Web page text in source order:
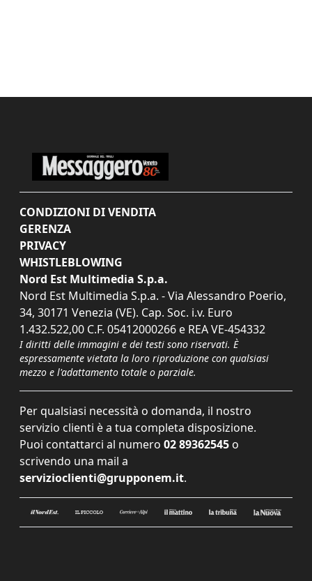
CONDIZIONI DI VENDITA
GERENZA
PRIVACY
WHISTLEBLOWING
Nord Est Multimedia S.p.a.
Nord Est Multimedia S.p.a. - Via Alessandro Poerio,
34, 30171 Venezia (VE). Cap. Soc. i.v. Euro
1.432.522,00 C.F. 05412000266 e REA VE-454332
I diritti delle immagini e dei testi sono riservati. È
espressamente vietata la loro riproduzione con qualsiasi
mezzo e l'adattamento totale o parziale.
Per qualsiasi necessità o domanda, il nostro
servizio clienti è a tua completa disposizione.
Puoi contattarci al numero 02 89362545 o
scrivendo una mail a
servizioclienti@grupponem.it.